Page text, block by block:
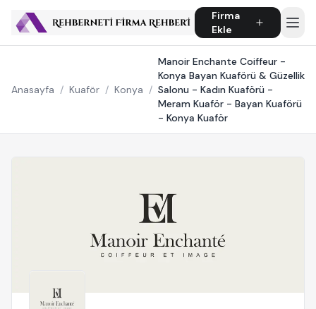
Firma
Ekle
Anasayfa / Kuaför / Konya /
Manoir Enchante Coiffeur -
Konya Bayan Kuaförü & Güzellik
Salonu - Kadın Kuaförü -
Meram Kuaför - Bayan Kuaförü
- Konya Kuaför